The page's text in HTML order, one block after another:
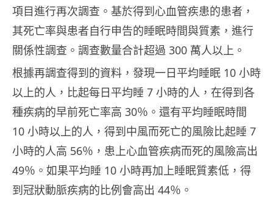
項目進行再次調查。基於得到心血管疾患的患者，
其死亡率與患者自行申告的睡眠時間與質素，進行
關係性調查。調查數量合計超過 300 萬人以上。
根據再調查得到的資料，發現一日平均睡眠 10 小時
以上的人，比起每日平均睡 7 小時的人，在得到各
種疾病的早前死亡率高 30％。還有平均睡眠時間
10 小時以上的人，得到中風而死亡的風險比起睡 7
小時的人高 56％，患上心血管疾病而死的風險高出
49％。如果平均睡 10 小時再加上睡眠質素低，得
到冠狀動脈疾病的比例會高出 44％。